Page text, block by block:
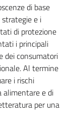
di base
e i
di protezione
i principali
dei consumatori
Al termine
i rischi
alimentare e di
per una